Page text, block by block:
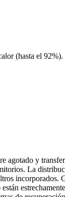
(hasta el
agotado y
La
incorporados.